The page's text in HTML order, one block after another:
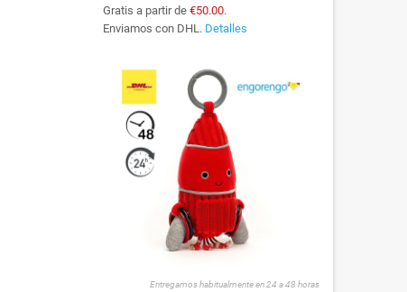
Gratis a partir de €50.00.
Enviamos con DHL. Detalles
Entregamos habitualmente en 24 a 48 horas